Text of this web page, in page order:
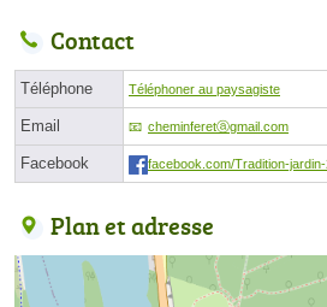
Contact
Téléphone Téléphoner au paysagiste
Email cheminferetⓐgmail.com
Facebook facebook.com/Tradition-
Plan et adresse